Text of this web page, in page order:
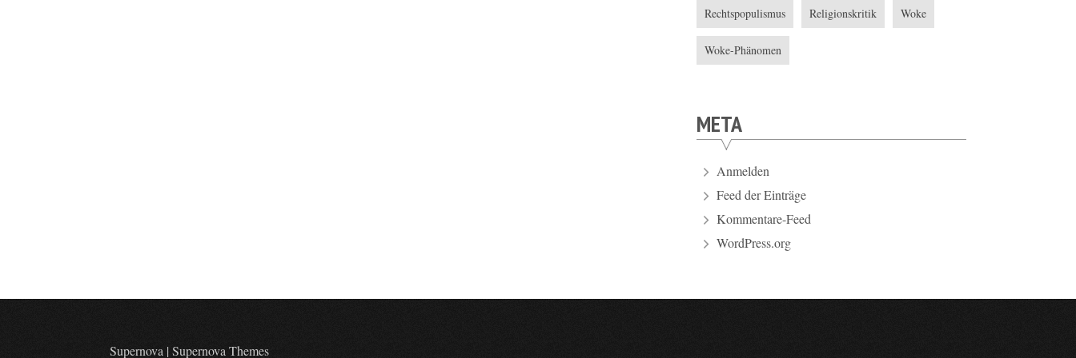
Rechtspopulismus Religionskritik Woke
Woke-Phänomen
META
Anmelden
Feed der Einträge
Kommentare-Feed
WordPress.org
Supernova |Supernova Themes